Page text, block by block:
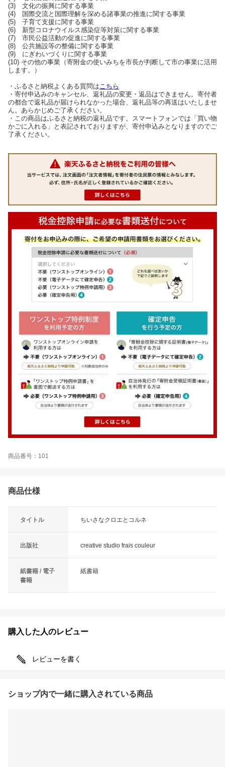
(3) 文化の振興に関する事業
(4) 国際交流と国際理解を深める諸事業の推進に関する事業
(5) 子育て支援に関する事業
(6) 新型コロナウイルス感染症等対策に関する事業
(7) 市民公益活動の促進に関する事業
(8) 公共施設等の整備に関する事業
(9) にぎわいづくりに関する事業
(10) その他の事業（寄附金の使いみちを市長が判断して市の事業に活用
します。）
・ふるさと納税よくある質問は こちら
・寄付申込みのキャンセル、返礼品の変更・返品はできません。寄付者
の都合で返礼品が届けられなかった場合、返礼品等の再送はいたしませ
ん。あらかじめご了承ください。
・この商品はふるさと納税の返礼品です。スマートフォンでは「買い物
かごに入れる」と表記されておりますが、寄付申込みとなりますのでご
了承ください。
商品番号：101
商品仕様
タイトル ちいさなクロエとコルネ
出版社 creative studio frais couleur
紙書籍 / 電子
書籍
紙書籍
購入した人のレビュー
レビューを書く
ショップ内で一緒に購入されている商品